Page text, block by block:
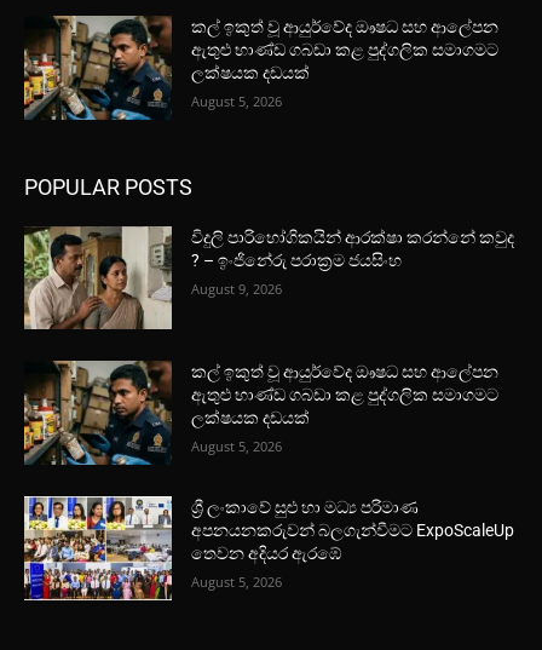
කල් ඉකුත් වූ ආයුර්වේද ඖෂධ සහ ආලේපන
ඇතුළු භාණ්ඩ ගබඩා කළ පුද්ගලික සමාගමට
ලක්ෂයක දඩයක්
August 5, 2026
POPULAR POSTS
විදුලි පාරිභෝගිකයින් ආරක්ෂා කරන්නේ කවුද
? – ඉංජිනේරු පරාක්‍රම ජයසිංහ
August 9, 2026
කල් ඉකුත් වූ ආයුර්වේද ඖෂධ සහ ආලේපන
ඇතුළු භාණ්ඩ ගබඩා කළ පුද්ගලික සමාගමට
ලක්ෂයක දඩයක්
August 5, 2026
ශ්‍රී ලංකාවේ සුළු හා මධ්‍ය පරිමාණ
අපනයනකරුවන් බලගැන්වීමට ExpoScaleUp
තෙවන අදියර ඇරඹේ
August 5, 2026